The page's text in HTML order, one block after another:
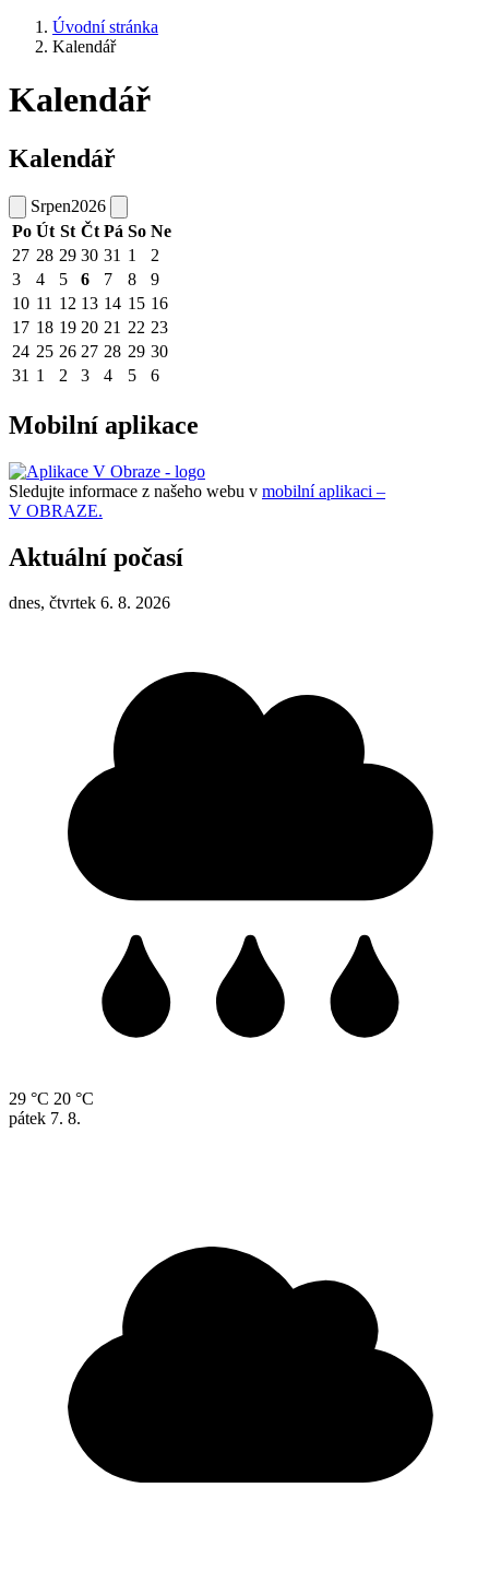
Úvodní stránka
Kalendář
Kalendář
Kalendář
Srpen2026
Po Út St Čt Pá So Ne
27 28 29 30 31 1
2
3
4 5 6 7 8
9
10 11 12 13 14 15 16
17 18 19 20 21 22 23
24 25 26 27 28 29 30
31 1 2 3 4 5 6
Mobilní aplikace
Sledujte informace z našeho webu v mobilní aplikaci –
V OBRAZE.
Aktuální počasí
dnes, čtvrtek 6. 8. 2026
29 °C 20 °C
pátek 7. 8.